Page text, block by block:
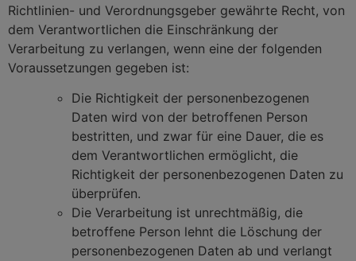
Richtlinien- und Verordnungsgeber gewährte Recht, von
dem Verantwortlichen die Einschränkung der
Verarbeitung zu verlangen, wenn eine der folgenden
Voraussetzungen gegeben ist:
Die Richtigkeit der personenbezogenen
Daten wird von der betroffenen Person
bestritten, und zwar für eine Dauer, die es
dem Verantwortlichen ermöglicht, die
Richtigkeit der personenbezogenen Daten zu
überprüfen.
Die Verarbeitung ist unrechtmäßig, die
betroffene Person lehnt die Löschung der
personenbezogenen Daten ab und verlangt